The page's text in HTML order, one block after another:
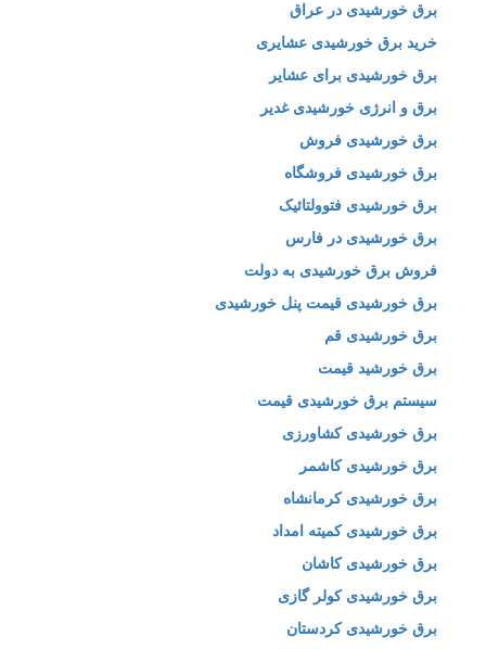
برق خورشیدی در عراق
خرید برق خورشیدی عشایری
برق خورشیدی برای عشایر
برق و انرژی خورشیدی غدیر
برق خورشیدی فروش
برق خورشیدی فروشگاه
برق خورشیدی فتوولتائیک
برق خورشیدی در فارس
فروش برق خورشیدی به دولت
برق خورشیدی قیمت پنل خورشیدی
برق خورشیدی قم
برق خورشید قیمت
سیستم برق خورشیدی قیمت
برق خورشیدی کشاورزی
برق خورشیدی کاشمر
برق خورشیدی کرمانشاه
برق خورشیدی کمیته امداد
برق خورشیدی کاشان
برق خورشیدی کولر گازی
برق خورشیدی کردستان